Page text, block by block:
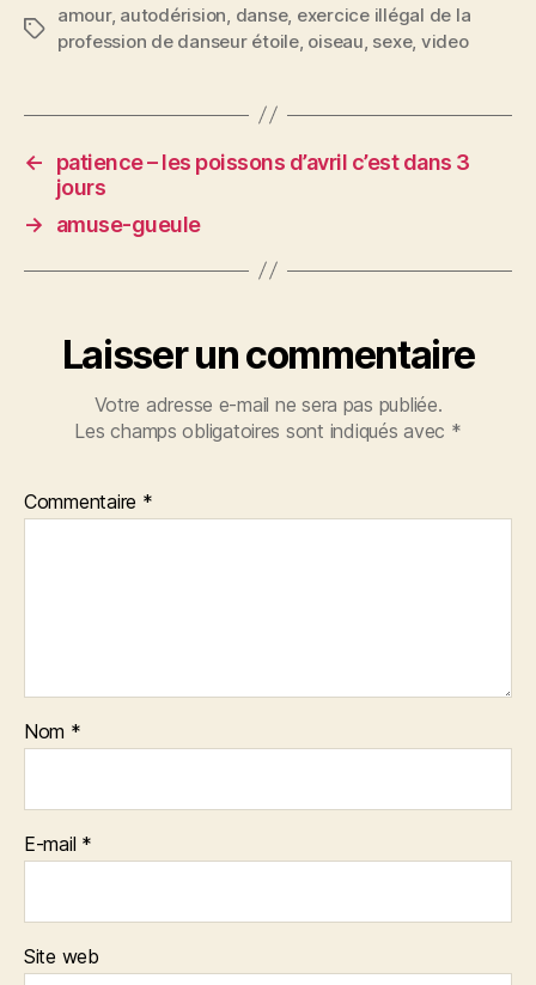
c
e
o
o
k
itt
er
ai
l
er
es
rt
a
g
er
Étiquettes
amour, autodérision, danse, exercice illégal de la
profession de danseur étoile, oiseau, sexe, video
←
patience – les poissons d’avril c’est dans 3
jours
→
amuse-gueule
Laisser un commentaire
Votre adresse e-mail ne sera pas publiée.
Les champs obligatoires sont indiqués avec *
Commentaire *
Nom *
E-mail *
Site web